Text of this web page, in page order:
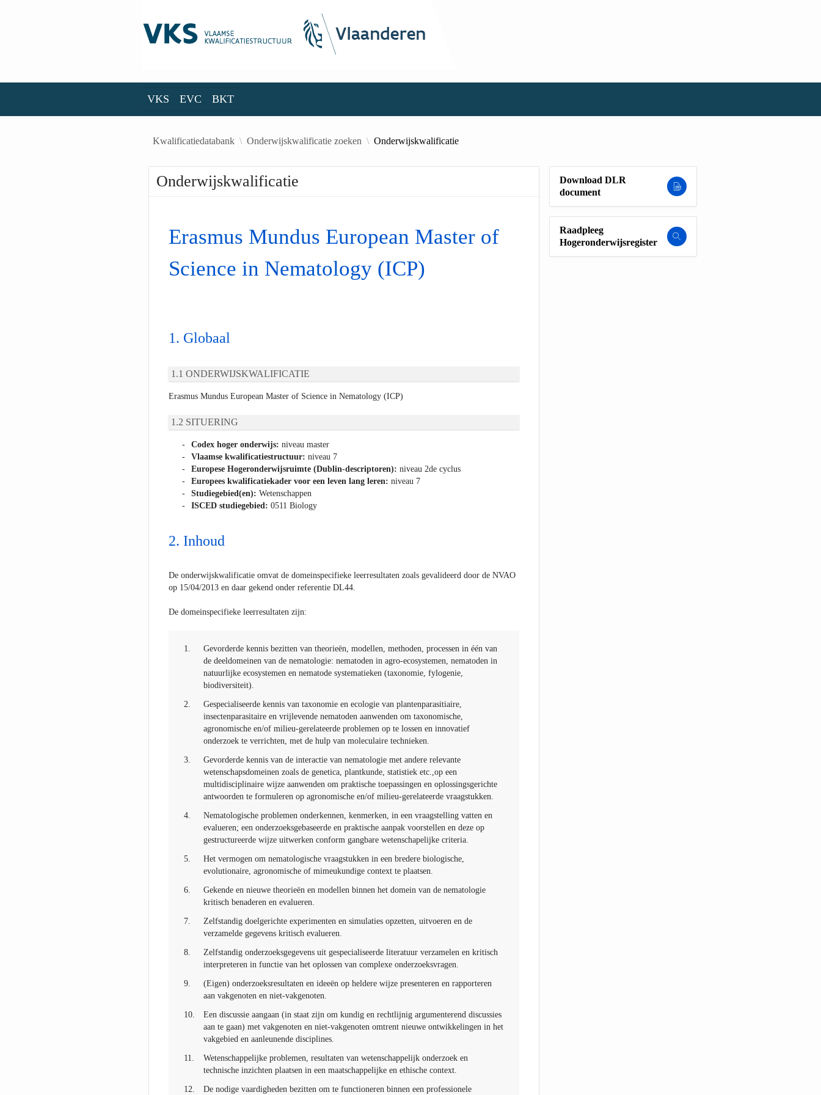
VKS EVC BKT
Kwalificatiedatabank Onderwijskwalificatie zoeken Onderwijskwalificatie
Onderwijskwalificatie
Erasmus Mundus European Master of
Science in Nematology (ICP)
Globaal
ONDERWIJSKWALIFICATIE
Erasmus Mundus European Master of Science in Nematology (ICP)
SITUERING
Codex hoger onderwijs: niveau master
Vlaamse kwalificatiestructuur: niveau 7
Europese Hogeronderwijsruimte (Dublin-descriptoren): niveau 2de cyclus
Europees kwalificatiekader voor een leven lang leren: niveau 7
Studiegebied(en): Wetenschappen
ISCED studiegebied: 0511 Biology
Inhoud
De onderwijskwalificatie omvat de domeinspecifieke leerresultaten zoals gevalideerd door de NVAO
op 15/04/2013 en daar gekend onder referentie DL44.
De domeinspecifieke leerresultaten zijn:
1.
Gevorderde kennis bezitten van theorieën, modellen, methoden, processen in één van
de deeldomeinen van de nematologie: nematoden in agro-ecosystemen, nematoden in
natuurlijke ecosystemen en nematode systematieken (taxonomie, fylogenie,
biodiversiteit).
2.
Gespecialiseerde kennis van taxonomie en ecologie van plantenparasitiaire,
insectenparasitaire en vrijlevende nematoden aanwenden om taxonomische,
agronomische en/of milieu-gerelateerde problemen op te lossen en innovatief
onderzoek te verrichten, met de hulp van moleculaire technieken.
3.
Gevorderde kennis van de interactie van nematologie met andere relevante
wetenschapsdomeinen zoals de genetica, plantkunde, statistiek etc.,op een
multidisciplinaire wijze aanwenden om praktische toepassingen en oplossingsgerichte
antwoorden te formuleren op agronomische en/of milieu-gerelateerde vraagstukken.
4.
Nematologische problemen onderkennen, kenmerken, in een vraagstelling vatten en
evalueren; een onderzoeksgebaseerde en praktische aanpak voorstellen en deze op
gestructureerde wijze uitwerken conform gangbare wetenschapelijke criteria.
5.
Het vermogen om nematologische vraagstukken in een bredere biologische,
evolutionaire, agronomische of mimeukundige context te plaatsen.
6.
Gekende en nieuwe theorieën en modellen binnen het domein van de nematologie
kritisch benaderen en evalueren.
7.
Zelfstandig doelgerichte experimenten en simulaties opzetten, uitvoeren en de
verzamelde gegevens kritisch evalueren.
8.
Zelfstandig onderzoeksgegevens uit gespecialiseerde literatuur verzamelen en kritisch
interpreteren in functie van het oplossen van complexe onderzoeksvragen.
9.
(Eigen) onderzoeksresultaten en ideeën op heldere wijze presenteren en rapporteren
aan vakgenoten en niet-vakgenoten.
10.
Een discussie aangaan (in staat zijn om kundig en rechtlijnig argumenterend discussies
aan te gaan) met vakgenoten en niet-vakgenoten omtrent nieuwe ontwikkelingen in het
vakgebied en aanleunende disciplines.
11.
Wetenschappelijke problemen, resultaten van wetenschappelijk onderzoek en
technische inzichten plaatsen in een maatschappelijke en ethische context.
12. De nodige vaardigheden bezitten om te functioneren binnen een professionele
Download DLR
document
Raadpleeg
Hogeronderwijsregister